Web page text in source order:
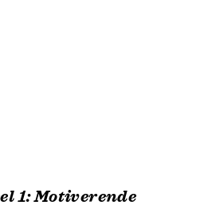
1: Motiverende